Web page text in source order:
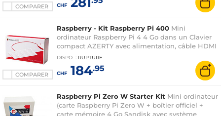
COMPARER
microHDMI/HDMI +carte microSD 32 Go + Guide
CHF
COMPARER
Raspberry - Kit Raspberry Pi 400 Mini
ordinateur Raspberry Pi 4 4 Go dans un Clavier
compact AZERTY avec alimentation, câble HDMI
et souris - Raspberry Pi OS pré-chargé sur carte
DISPO : RUPTURE
CHF184.95
Raspberry Pi Zero W Starter Kit Mini ordinateur
(carte Raspberry Pi Zero W + boîtier officiel +
carte mémoire 4 Go Sandisk avec système